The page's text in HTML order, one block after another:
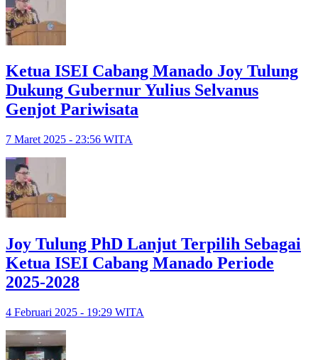
Ketua ISEI Cabang Manado Joy Tulung
Dukung Gubernur Yulius Selvanus
Genjot Pariwisata
7 Maret 2025 - 23:56 WITA
Joy Tulung PhD Lanjut Terpilih Sebagai
Ketua ISEI Cabang Manado Periode
2025-2028
4 Februari 2025 - 19:29 WITA